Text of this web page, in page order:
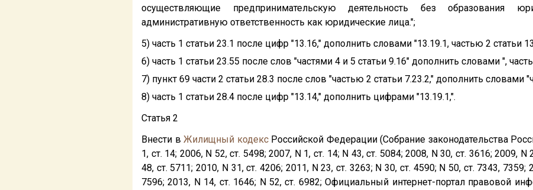
осуществляющие предпринимательскую деятельность без образования
административную ответственность как юридические лица.";
5) часть 1 статьи 23.1 после цифр "13.16," дополнить словами "13.19.1, частью 2 статьи
6) часть 1 статьи 23.55 после слов "частями 4 и 5 статьи 9.16" дополнить словами ",
7) пункт 69 части 2 статьи 28.3 после слов "частью 2 статьи 7.23.2," дополнить словами
8) часть 1 статьи 28.4 после цифр "13.14," дополнить цифрами "13.19.1,".
Статья 2
Внести вЖилищный кодексРоссийской Федерации (Собрание законодательства
1, ст. 14; 2006, N 52, ст. 5498; 2007, N 1, ст. 14; N 43, ст. 5084; 2008, N 30, ст. 3616; 2009, N
48, ст. 5711; 2010, N 31, ст. 4206; 2011, N 23, ст. 3263; N 30, ст. 4590; N 50, ст. 7343, 7359;
7596; 2013, N 14, ст. 1646; N 52, ст. 6982; Официальный интернет-портал правовой